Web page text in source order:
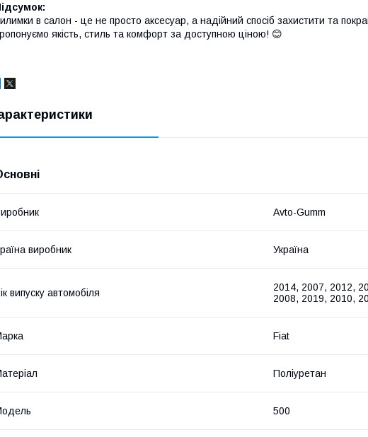
в салон - це не просто аксесуар, а надійний спосіб захистити та
якість, стиль та комфорт за доступною ціною! 😊
Avto-Gumm
виробник Україна
випуску автомобіля
2014, 2007, 2012,
2008, 2019, 2010,
Fiat
Поліуретан
500